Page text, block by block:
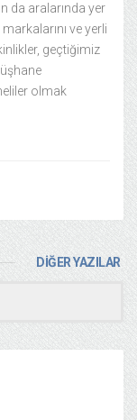
da aralarında yer
ve yerli
geçtiğimiz
olmak
DİĞER YAZILAR